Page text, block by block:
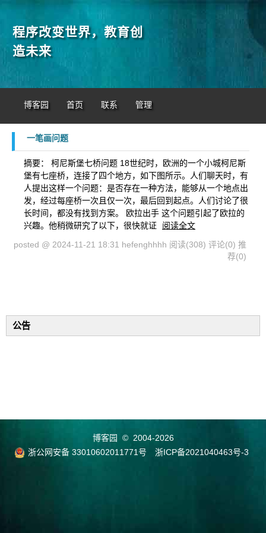
程序改变世界，教育创
造未来
博客园 首页 联系 管理
一笔画问题
摘要： 柯尼斯堡七桥问题 18世纪时，欧洲的一个小城柯尼斯
堡有七座桥，连接了四个地方，如下图所示。人们聊天时，有
人提出这样一个问题：是否存在一种方法，能够从一个地点出
发，经过每座桥一次且仅一次，最后回到起点。人们讨论了很
长时间，都没有找到方案。 欧拉出手 这个问题引起了欧拉的
兴趣。他稍微研究了以下，很快就证
阅读全文
posted @ 2024-11-21 18:31 hefenghhhh 阅读(308) 评论(0) 推
荐(0)
公告
博客园
© 2004-2026
浙公网安备 33010602011771号
浙ICP备2021040463号-3